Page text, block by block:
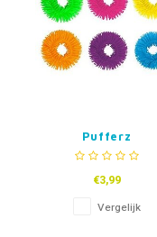
Pufferz
Pufferarmband
€3,99
Vergelijk